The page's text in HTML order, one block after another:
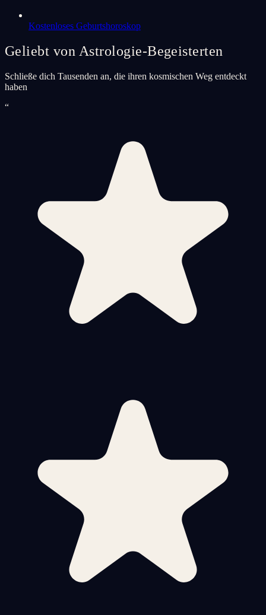
Kostenloses Geburtshoroskop
Geliebt von Astrologie-Begeisterten
Schließe dich Tausenden an, die ihren kosmischen Weg entdeckt
haben
“